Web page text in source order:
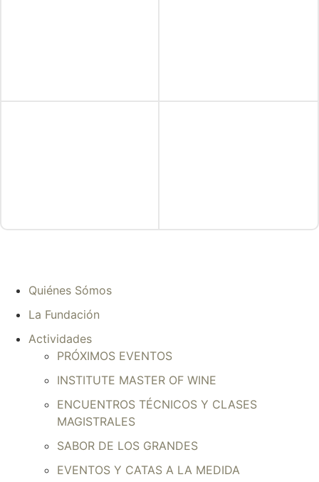
Quiénes Sómos
La Fundación
Actividades
PRÓXIMOS EVENTOS
INSTITUTE MASTER OF WINE
ENCUENTROS TÉCNICOS Y CLASES
MAGISTRALES
SABOR DE LOS GRANDES
EVENTOS Y CATAS A LA MEDIDA